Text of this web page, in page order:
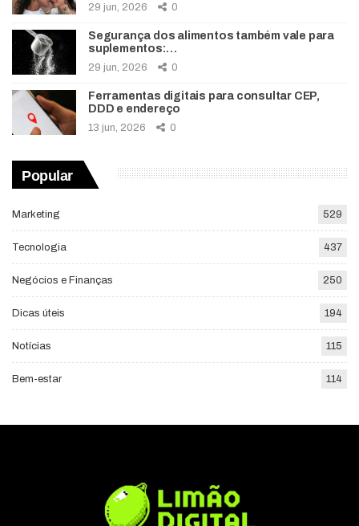
29 jun, 2026 0
Segurança dos alimentos também vale para
suplementos:…
29 jun, 2026 0
Ferramentas digitais para consultar CEP,
DDD e endereço
13 jun, 2026 0
Popular
Marketing 529
Tecnologia 437
Negócios e Finanças 250
Dicas úteis 194
Notícias 115
Bem-estar 114